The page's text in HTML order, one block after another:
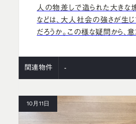
人の物差しで造られた大きな
などは、大人社会の強さが生
だろうか。この様な疑問から、
関連物件 -
10月11日